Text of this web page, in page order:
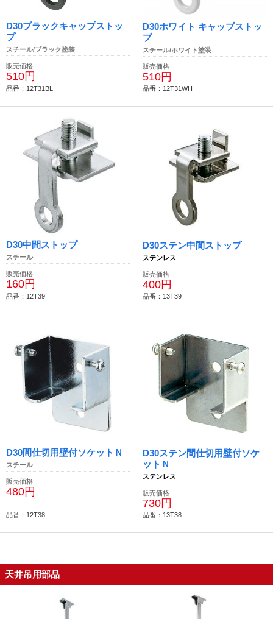
D30ブラックキャップストッ
プ
スチール/ブラック塗装
販売価格
510円
品番：12T31BL
D30ホワイト キャップストッ
プ
スチール/ホワイト塗装
販売価格
510円
品番：12T31WH
D30中間ストップ
スチール
販売価格
160円
品番：12T39
D30ステン中間ストップ
ステンレス
販売価格
400円
品番：13T39
D30間仕切用壁付ソケットＮ
スチール
販売価格
480円
品番：12T38
D30ステン間仕切用壁付ソケ
ットＮ
ステンレス
販売価格
730円
品番：13T38
天井吊用部品